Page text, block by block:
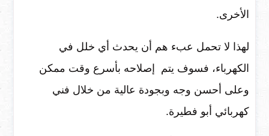
الأخرى.
لهذا لا تحمل عبء هم أن يحدث أي خلل في
الكهرباء، فسوف يتم إصلاحه بأسرع وقت ممكن
وعلى أحسن وجه وبجودة عالية من خلال فني
كهربائي أبو فطيرة.